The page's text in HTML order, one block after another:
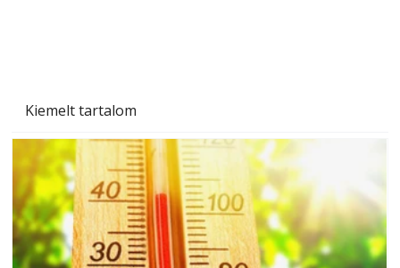
Kiemelt tartalom